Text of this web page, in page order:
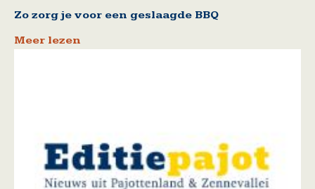
Zo zorg je voor een geslaagde BBQ
Meer lezen